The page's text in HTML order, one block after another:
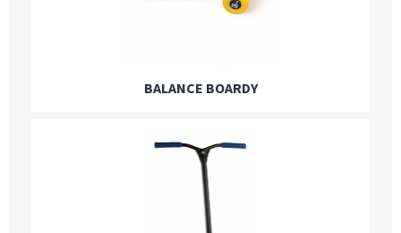
BALANCE BOARDY